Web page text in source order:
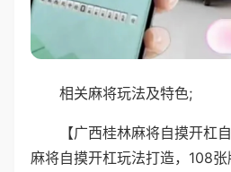
相关麻将玩法及特色;
【广西桂林麻将自摸开杠
麻将自摸开杠玩法打造，108